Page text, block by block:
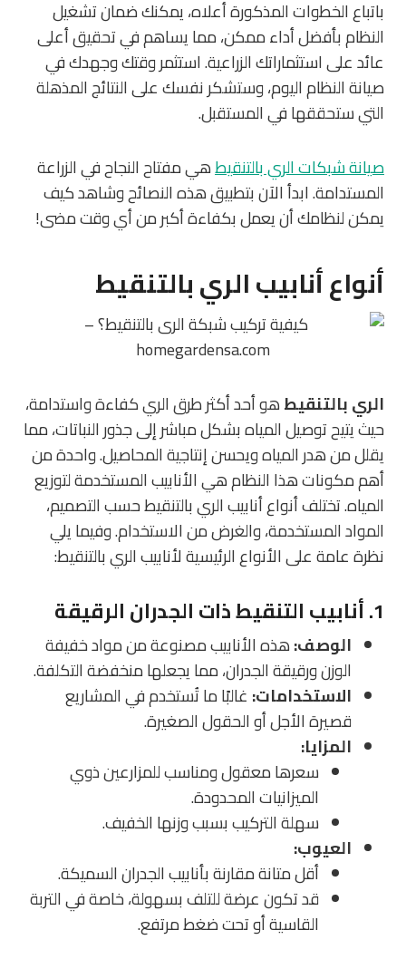
باتباع الخطوات المذكورة أعلاه، يمكنك ضمان تشغيل
النظام بأفضل أداء ممكن، مما يساهم في تحقيق أعلى
عائد على استثماراتك الزراعية. استثمر وقتك وجهدك في
صيانة النظام اليوم، وستشكر نفسك على النتائج المذهلة
التي ستحققها في المستقبل.
صيانة شبكات الري بالتنقيطهي مفتاح النجاح في الزراعة
المستدامة. ابدأ الآن بتطبيق هذه النصائح وشاهد كيف
يمكن لنظامك أن يعمل بكفاءة أكبر من أي وقت مضى!
أنواع أنابيب الري بالتنقيط
الري بالتنقيطهو أحد أكثر طرق الري كفاءة واستدامة،
حيث يتيح توصيل المياه بشكل مباشر إلى جذور النباتات، مما
يقلل من هدر المياه ويحسن إنتاجية المحاصيل. واحدة من
أهم مكونات هذا النظام هي الأنابيب المستخدمة لتوزيع
المياه. تختلف أنواع أنابيب الري بالتنقيط حسب التصميم،
المواد المستخدمة، والغرض من الاستخدام. وفيما يلي
نظرة عامة على الأنواع الرئيسية لأنابيب الري بالتنقيط:
1. أنابيب التنقيط ذات الجدران الرقيقة
الوصف:هذه الأنابيب مصنوعة من مواد خفيفة
الوزن ورقيقة الجدران، مما يجعلها منخفضة التكلفة.
الاستخدامات: غالبًا ما تُستخدم في المشاريع
قصيرة الأجل أو الحقول الصغيرة.
المزايا:
سعرها معقول ومناسب للمزارعين ذوي
الميزانيات المحدودة.
سهلة التركيب بسبب وزنها الخفيف.
العيوب:
أقل متانة مقارنة بأنابيب الجدران السميكة.
قد تكون عرضة للتلف بسهولة، خاصة في التربة
القاسية أو تحت ضغط مرتفع.